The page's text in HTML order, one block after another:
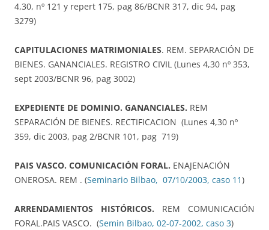
4,30, nº 121 y repert 175, pag 86/BCNR 317, dic 94, pag
3279)
CAPITULACIONES MATRIMONIALES. REM. SEPARACIÓN DE
BIENES. GANANCIALES. REGISTRO CIVIL (Lunes 4,30 nº 353,
sept 2003/BCNR 96, pag 3002)
EXPEDIENTE DE DOMINIO. GANANCIALES. REM
SEPARACIÓN DE BIENES. RECTIFICACION (Lunes 4,30 nº
359, dic 2003, pag 2/BCNR 101, pag 719)
PAIS VASCO. COMUNICACIÓN FORAL. ENAJENACIÓN
ONEROSA. REM . (Seminario Bilbao, 07/10/2003, caso 11)
ARRENDAMIENTOS HISTÓRICOS. REM COMUNICACIÓN
FORAL.PAIS VASCO. (Semin Bilbao, 02-07-2002, caso 3)